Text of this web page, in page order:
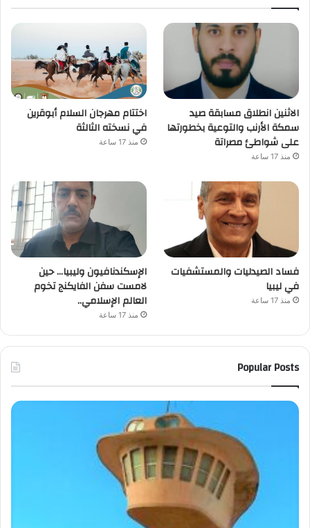
الاثنين انطلاق مسابقة صيد
سمكة الأرنب والتوعية بخطورتها
على شواطئ مصراتة
منذ 17 ساعة
اختتام مهرجان السلام أبوقرين
في نسخته الثالثة
منذ 17 ساعة
فساد الصيدليات والمستشفيات
في ليبيا
منذ 17 ساعة
الإسكندنافيون وليبيا… حين
لامست سفن الفايكنج تخوم
العالم الإسلامي..
منذ 17 ساعة
Popular Posts